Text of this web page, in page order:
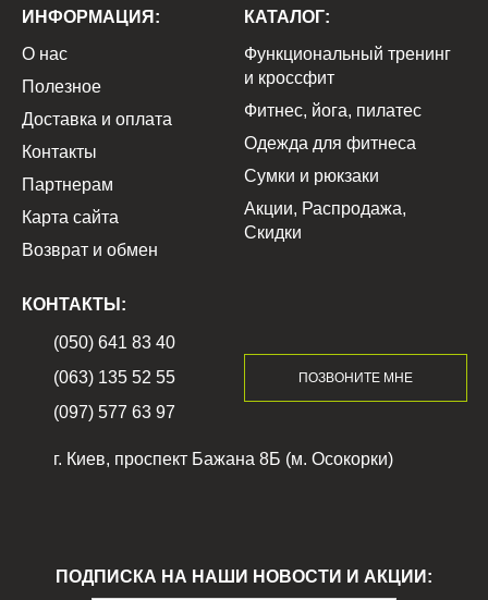
ИНФОРМАЦИЯ:
О нас
Полезное
Доставка и оплата
Контакты
Партнерам
Карта сайта
Возврат и обмен
КАТАЛОГ:
Функциональный тренинг
и кроссфит
Фитнес, йога, пилатес
Одежда для фитнеса
Сумки и рюкзаки
Акции, Распродажа,
Скидки
КОНТАКТЫ:
(050) 641 83 40
(063) 135 52 55
(097) 577 63 97
ПОЗВОНИТЕ МНЕ
г. Киев, проспект Бажана 8Б (м. Осокорки)
ПОДПИСКА НА НАШИ НОВОСТИ И АКЦИИ: